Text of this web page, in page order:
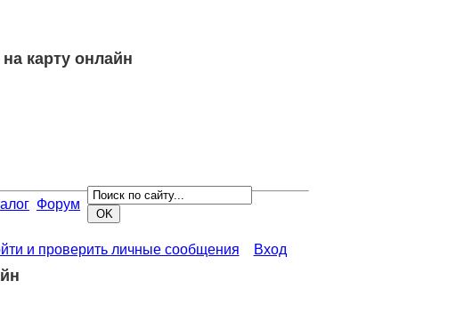
карту онлайн
Форум
и проверить личные сообщения Вход